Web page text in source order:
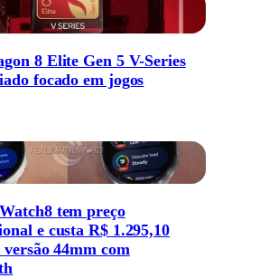
8 Elite Gen 5 V-Series
focado em jogos
tem preço
e custa R$ 1.295,10
44mm com